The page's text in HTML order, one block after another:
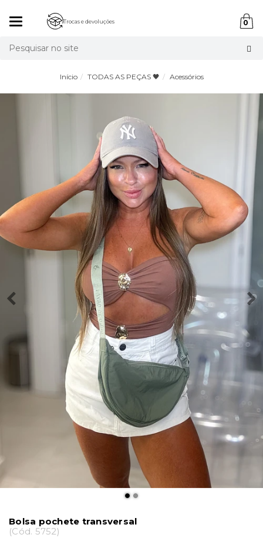
Mudar
Trocas e devoluções 0
Início TODAS AS PEÇAS 🖤 Acessórios
Bolsa pochete transversal
(Cód. 5752)